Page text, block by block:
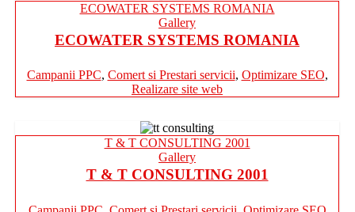
ECOWATER SYSTEMS ROMANIA
Gallery
ECOWATER SYSTEMS ROMANIA
Campanii PPC, Comert si Prestari servicii, Optimizare SEO,
Realizare site web
T & T CONSULTING 2001
Gallery
T & T CONSULTING 2001